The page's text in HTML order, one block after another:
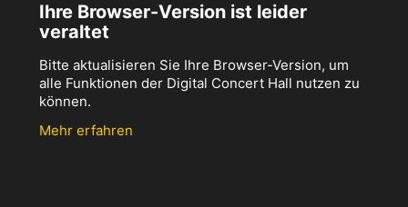
Ihre Browser-Version ist leider
veraltet
Bitte aktualisieren Sie Ihre Browser-Version, um
alle Funktionen der Digital Concert Hall nutzen zu
können.
Mehr erfahren